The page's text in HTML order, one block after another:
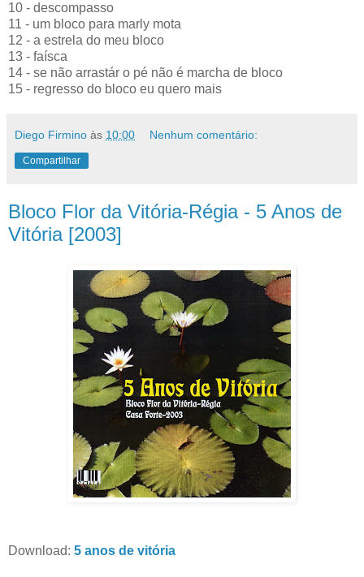
10 - descompasso
11 - um bloco para marly mota
12 - a estrela do meu bloco
13 - faísca
14 - se não arrastár o pé não é marcha de bloco
15 - regresso do bloco eu quero mais
Diego Firmino às 10:00 Nenhum comentário:
Compartilhar
Bloco Flor da Vitória-Régia - 5 Anos de
Vitória [2003]
Download: 5 anos de vitória